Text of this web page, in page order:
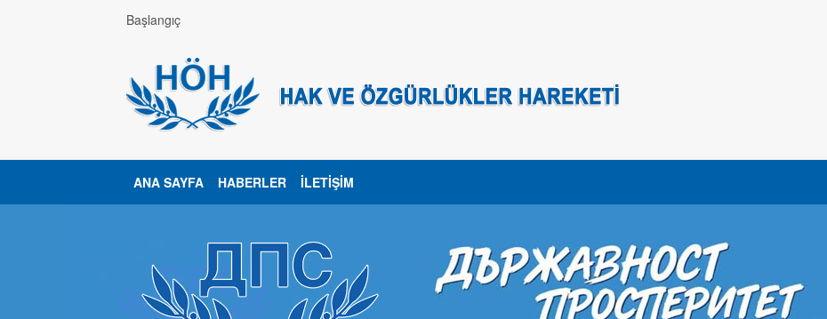
Başlangıç
ANA SAYFA HABERLER İLETIŞIM